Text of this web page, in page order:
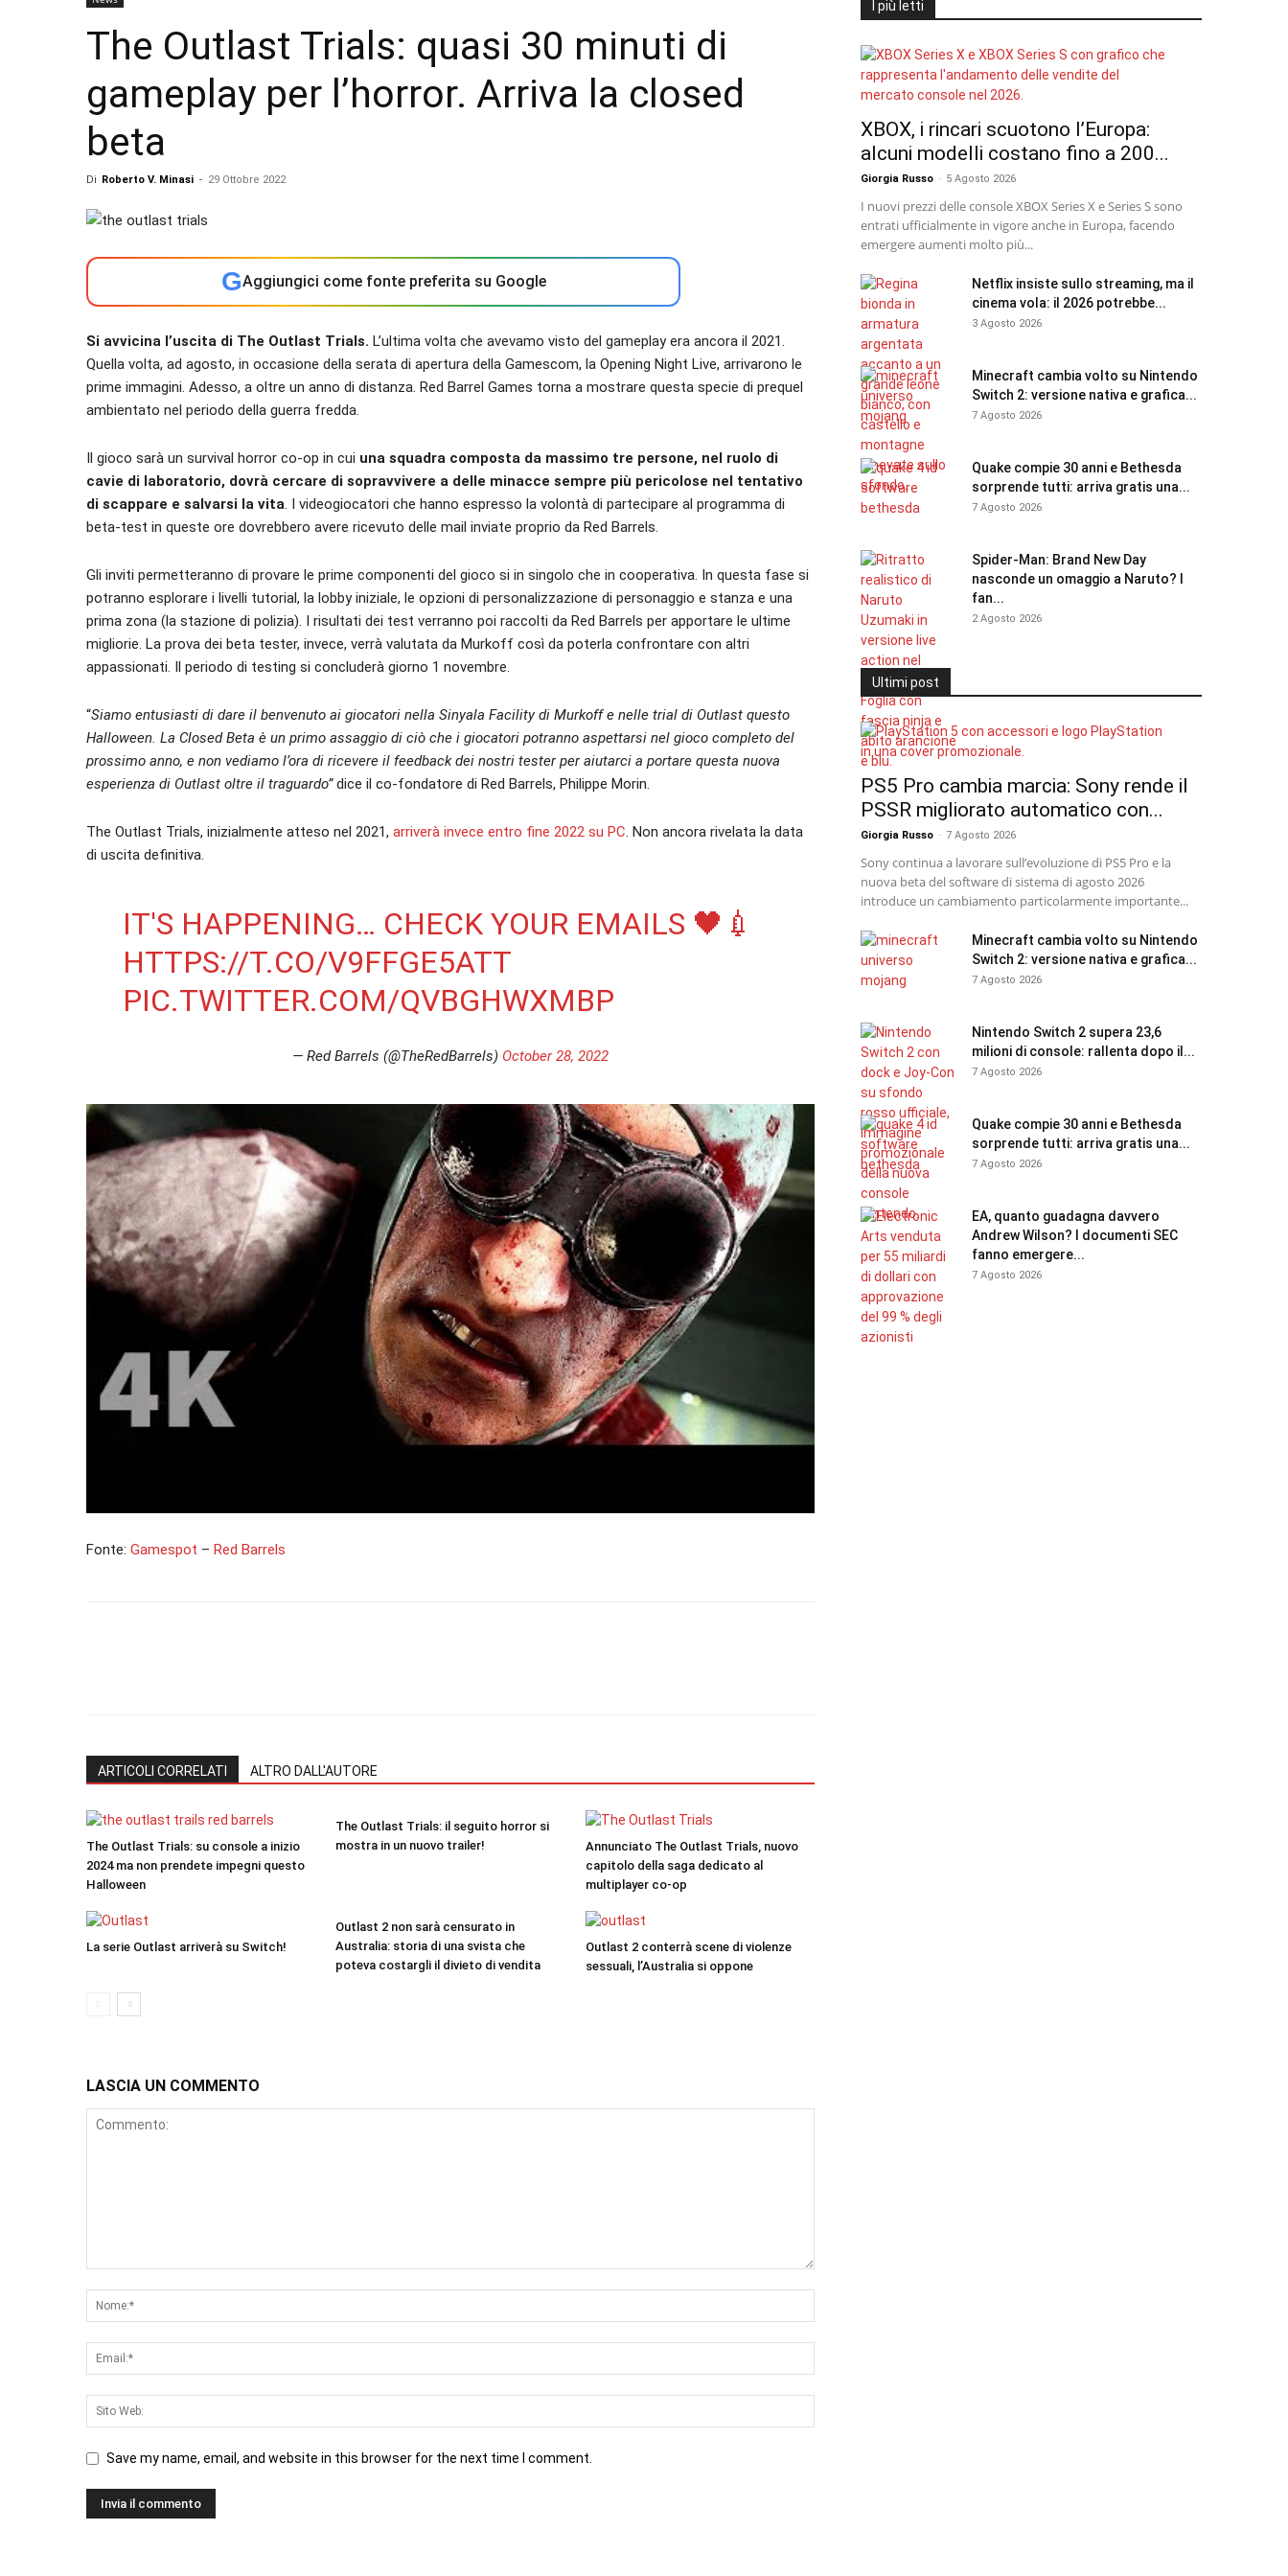
The Outlast Trials: quasi 30 minuti di
gameplay per l’horror. Arriva la closed
beta
Di Roberto V. Minasi - 29 Ottobre 2022
GAggiungici come fonte preferita su Google
Si avvicina l’uscita di The Outlast Trials. L’ultima volta che avevamo visto del gameplay era ancora il 2021.
Quella volta, ad agosto, in occasione della serata di apertura della Gamescom, la Opening Night Live, arrivarono le
prime immagini. Adesso, a oltre un anno di distanza. Red Barrel Games torna a mostrare questa specie di prequel
ambientato nel periodo della guerra fredda.
Il gioco sarà un survival horror co-op in cui una squadra composta da massimo tre persone, nel ruolo di
cavie di laboratorio, dovrà cercare di sopravvivere a delle minacce sempre più pericolose nel tentativo
di scappare e salvarsi la vita. I videogiocatori che hanno espresso la volontà di partecipare al programma di
beta-test in queste ore dovrebbero avere ricevuto delle mail inviate proprio da Red Barrels.
Gli inviti permetteranno di provare le prime componenti del gioco si in singolo che in cooperativa. In questa fase si
potranno esplorare i livelli tutorial, la lobby iniziale, le opzioni di personalizzazione di personaggio e stanza e una
prima zona (la stazione di polizia). I risultati dei test verranno poi raccolti da Red Barrels per apportare le ultime
migliorie. La prova dei beta tester, invece, verrà valutata da Murkoff così da poterla confrontare con altri
appassionati. Il periodo di testing si concluderà giorno 1 novembre.
“Siamo entusiasti di dare il benvenuto ai giocatori nella Sinyala Facility di Murkoff e nelle trial di Outlast questo
Halloween. La Closed Beta è un primo assaggio di ciò che i giocatori potranno aspettarsi nel gioco completo del
prossimo anno, e non vediamo l’ora di ricevere il feedback dei nostri tester per aiutarci a portare questa nuova
esperienza di Outlast oltre il traguardo”dice il co-fondatore di Red Barrels, Philippe Morin.
The Outlast Trials, inizialmente atteso nel 2021, arriverà invece entro fine 2022 su PC. Non ancora rivelata la data
di uscita definitiva.
IT'S HAPPENING… CHECK YOUR EMAILS 🖤💉
HTTPS://T.CO/V9FFGE5ATT
PIC.TWITTER.COM/QVBGHWXMBP
— Red Barrels (@TheRedBarrels) October 28, 2022
Fonte: Gamespot – Red Barrels
ARTICOLI CORRELATI ALTRO DALL'AUTORE
The Outlast Trials: su console a inizio
2024 ma non prendete impegni questo
Halloween
The Outlast Trials: il seguito horror si
mostra in un nuovo trailer!
Annunciato The Outlast Trials, nuovo
capitolo della saga dedicato al
multiplayer co-op
La serie Outlast arriverà su Switch!
Outlast 2 non sarà censurato in
Australia: storia di una svista che
poteva costargli il divieto di vendita
Outlast 2 conterrà scene di violenze
sessuali, l’Australia si oppone
LASCIA UN COMMENTO
Save my name, email, and website in this browser for the next time I comment.
I più letti
XBOX, i rincari scuotono l’Europa:
alcuni modelli costano fino a 200...
Giorgia Russo - 5 Agosto 2026
I nuovi prezzi delle console XBOX Series X e Series S sono
entrati ufficialmente in vigore anche in Europa, facendo
emergere aumenti molto più...
Netflix insiste sullo streaming, ma il
cinema vola: il 2026 potrebbe...
3 Agosto 2026
Minecraft cambia volto su Nintendo
Switch 2: versione nativa e grafica...
7 Agosto 2026
Quake compie 30 anni e Bethesda
sorprende tutti: arriva gratis una...
7 Agosto 2026
Spider-Man: Brand New Day
nasconde un omaggio a Naruto? I
fan...
2 Agosto 2026
Ultimi post
PS5 Pro cambia marcia: Sony rende il
PSSR migliorato automatico con...
Giorgia Russo - 7 Agosto 2026
Sony continua a lavorare sull’evoluzione di PS5 Pro e la
nuova beta del software di sistema di agosto 2026
introduce un cambiamento particolarmente importante...
Minecraft cambia volto su Nintendo
Switch 2: versione nativa e grafica...
7 Agosto 2026
Nintendo Switch 2 supera 23,6
milioni di console: rallenta dopo il...
7 Agosto 2026
Quake compie 30 anni e Bethesda
sorprende tutti: arriva gratis una...
7 Agosto 2026
EA, quanto guadagna davvero
Andrew Wilson? I documenti SEC
fanno emergere...
7 Agosto 2026